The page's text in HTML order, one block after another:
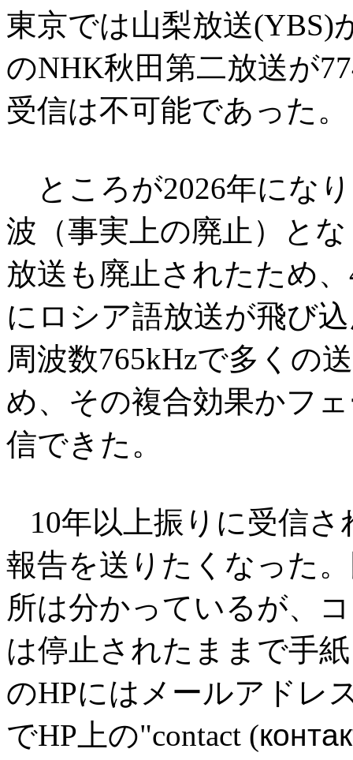
東京では山梨放送(YBS)
のNHK秋田第二放送が
受信は不可能であった。
ところが2026年にな
波（事実上の廃止）と
放送も廃止されたため
にロシア語放送が飛び
周波数765kHzで多くの
め、その複合効果かフ
信できた。
10年以上振りに受信
報告を送りたくなった
所は分かっているが、
は停止されたままで手
のHPにはメールアドレ
でHP上の"contact (